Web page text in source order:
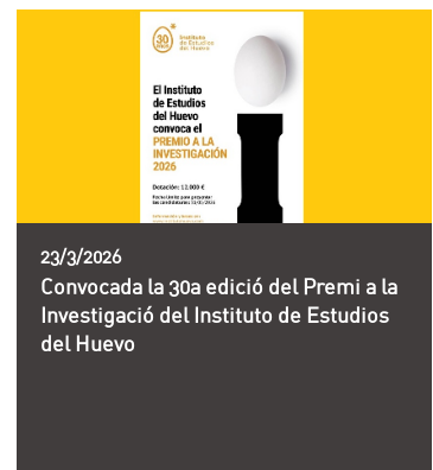
23/3/2026
Convocada la 30a edició del Premi a la
Investigació del Instituto de Estudios
del Huevo